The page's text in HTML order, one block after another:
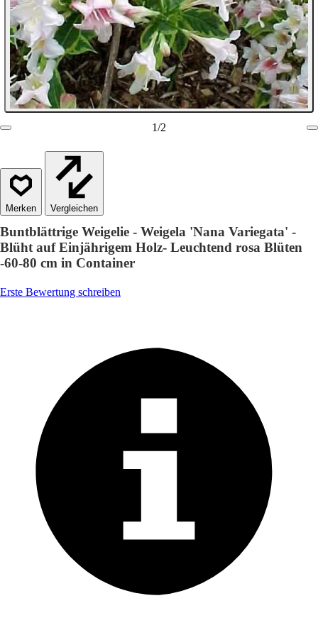
1/2
Vergleichen
Buntblättrige Weigelie - Weigela 'Nana Variegata' -
Blüht auf Einjährigem Holz- Leuchtend rosa Blüten
-60-80 cm in Container
Erste Bewertung schreiben